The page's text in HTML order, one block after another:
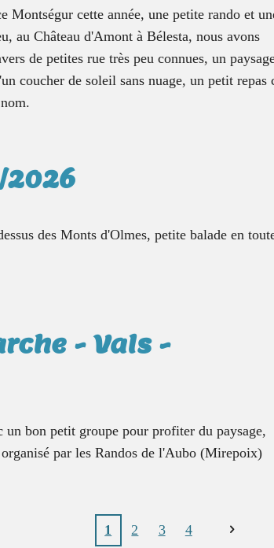
Montségur cette année, une petite rando et
au Château d'Amont à Bélesta, nous avons
de petites rue très peu connues, un
coucher de soleil sans nuage, un petit
2026
des Monts d'Olmes, petite balade en
- Vals -
un bon petit groupe pour profiter du paysage,
par les Randos de l'Aubo (Mirepoix)
1 2 3 4